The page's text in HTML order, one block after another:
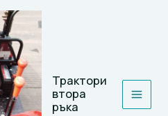
Трактори
втора
ръка